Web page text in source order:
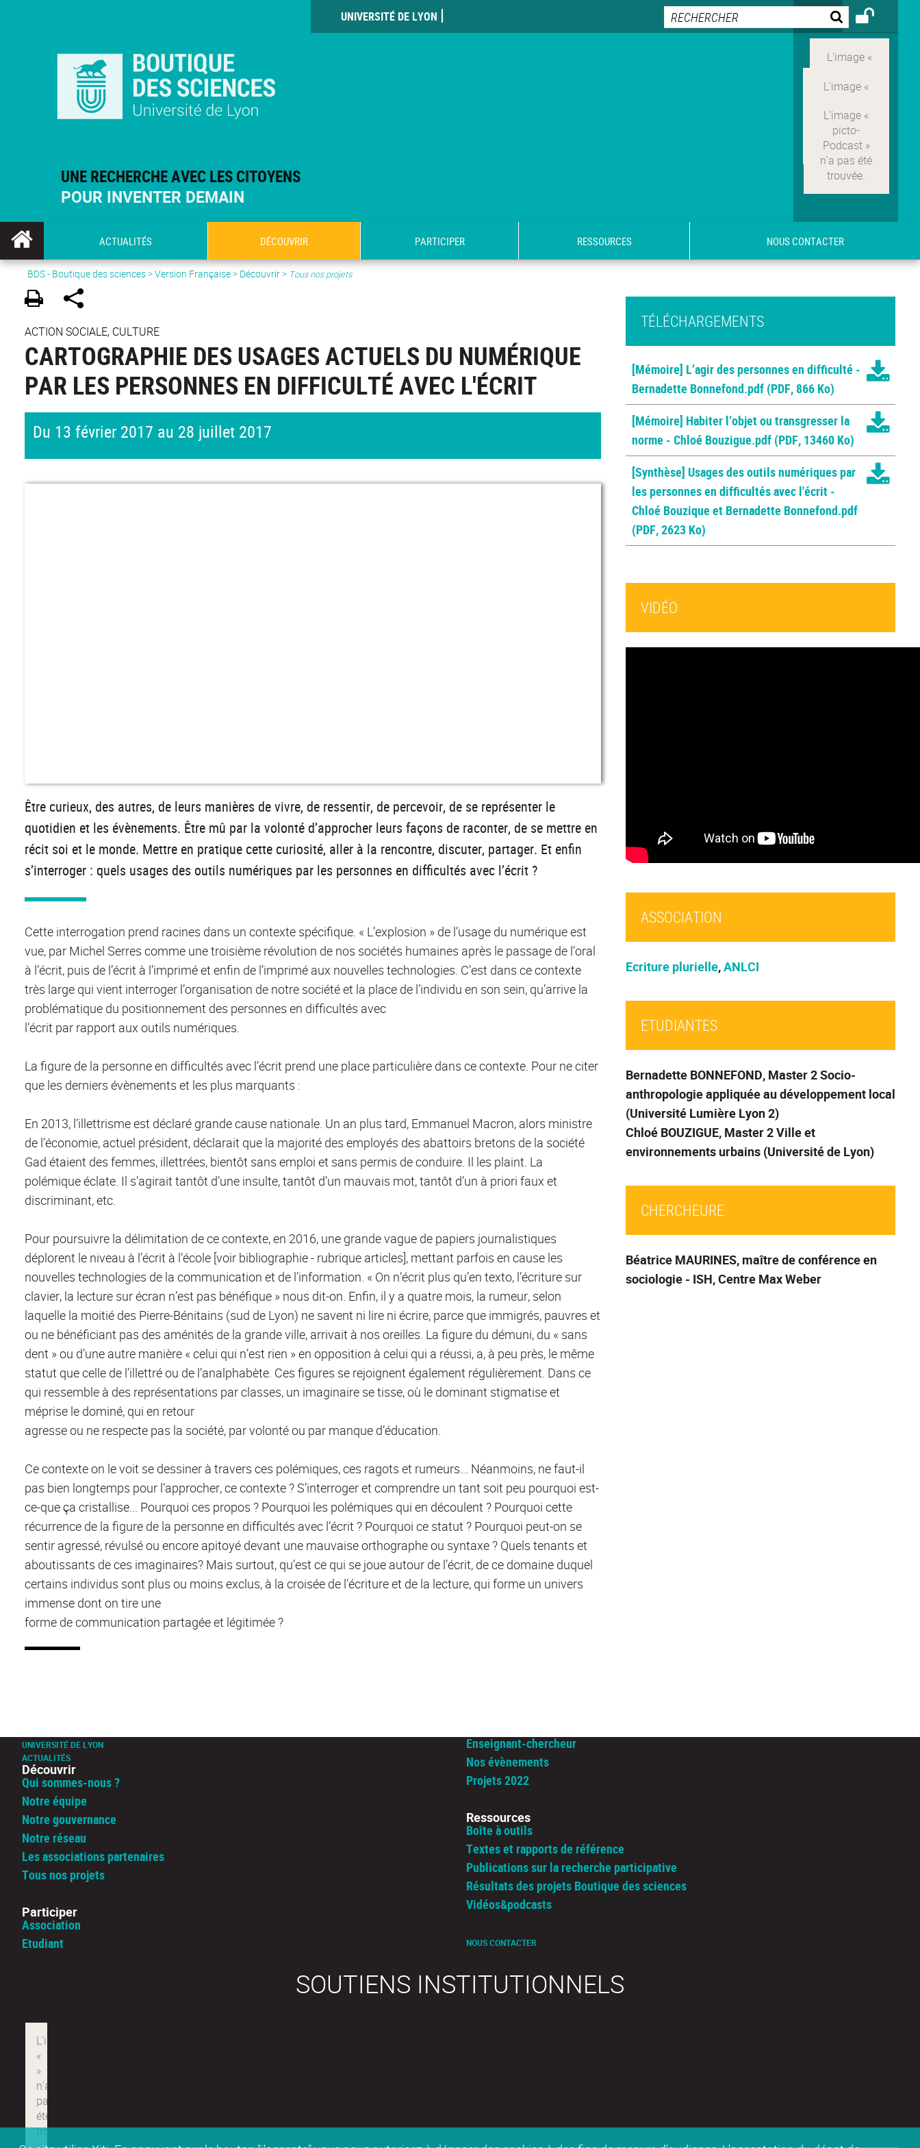
UNE RECHERCHE AVEC LES CITOYENS
POUR INVENTER DEMAIN
UNIVERSITÉ DE LYON
ACTUALITÉS DÉCOUVRIR PARTICIPER RESSOURCES NOUS CONTACTER
BDS - Boutique des sciences>Version Française> Découvrir > Tous nos projets
ACTION SOCIALE, CULTURE
CARTOGRAPHIE DES USAGES ACTUELS DU NUMÉRIQUE
PAR LES PERSONNES EN DIFFICULTÉ AVEC L'ÉCRIT
Du 13 février 2017 au 28 juillet 2017
Être curieux, des autres, de leurs manières de vivre, de ressentir, de percevoir, de se représenter le
quotidien et les évènements. Être mû par la volonté d’approcher leurs façons de raconter, de se mettre en
récit soi et le monde. Mettre en pratique cette curiosité, aller à la rencontre, discuter, partager. Et enfin
s’interroger : quels usages des outils numériques par les personnes en difficultés avec l’écrit ?
Cette interrogation prend racines dans un contexte spécifique. « L’explosion » de l’usage du numérique est
vue, par Michel Serres comme une troisième révolution de nos sociétés humaines après le passage de l’oral
à l’écrit, puis de l’écrit à l’imprimé et enfin de l’imprimé aux nouvelles technologies. C’est dans ce contexte
très large qui vient interroger l’organisation de notre société et la place de l’individu en son sein, qu’arrive la
problématique du positionnement des personnes en difficultés avec
l’écrit par rapport aux outils numériques.
La figure de la personne en difficultés avec l’écrit prend une place particulière dans ce contexte. Pour ne citer
que les derniers évènements et les plus marquants :
En 2013, l’illettrisme est déclaré grande cause nationale. Un an plus tard, Emmanuel Macron, alors ministre
de l’économie, actuel président, déclarait que la majorité des employés des abattoirs bretons de la société
Gad étaient des femmes, illettrées, bientôt sans emploi et sans permis de conduire. Il les plaint. La
polémique éclate. Il s’agirait tantôt d’une insulte, tantôt d’un mauvais mot, tantôt d’un à priori faux et
discriminant, etc.
Pour poursuivre la délimitation de ce contexte, en 2016, une grande vague de papiers journalistiques
déplorent le niveau à l’écrit à l’école [voir bibliographie - rubrique articles], mettant parfois en cause les
nouvelles technologies de la communication et de l’information. « On n’écrit plus qu’en texto, l’écriture sur
clavier, la lecture sur écran n’est pas bénéfique » nous dit-on. Enfin, il y a quatre mois, la rumeur, selon
laquelle la moitié des Pierre-Bénitains (sud de Lyon) ne savent ni lire ni écrire, parce que immigrés, pauvres et
ou ne bénéficiant pas des aménités de la grande ville, arrivait à nos oreilles. La figure du démuni, du « sans
dent » ou d’une autre manière « celui qui n’est rien » en opposition à celui qui a réussi, a, à peu près, le même
statut que celle de l’illettré ou de l’analphabète. Ces figures se rejoignent également régulièrement. Dans ce
qui ressemble à des représentations par classes, un imaginaire se tisse, où le dominant stigmatise et
méprise le dominé, qui en retour
agresse ou ne respecte pas la société, par volonté ou par manque d’éducation.
Ce contexte on le voit se dessiner à travers ces polémiques, ces ragots et rumeurs... Néanmoins, ne faut-il
pas bien longtemps pour l’approcher, ce contexte ? S’interroger et comprendre un tant soit peu pourquoi est-
ce-que ça cristallise... Pourquoi ces propos ? Pourquoi les polémiques qui en découlent ? Pourquoi cette
récurrence de la figure de la personne en difficultés avec l’écrit ? Pourquoi ce statut ? Pourquoi peut-on se
sentir agressé, révulsé ou encore apitoyé devant une mauvaise orthographe ou syntaxe ? Quels tenants et
aboutissants de ces imaginaires? Mais surtout, qu’est ce qui se joue autour de l’écrit, de ce domaine duquel
certains individus sont plus ou moins exclus, à la croisée de l’écriture et de la lecture, qui forme un univers
immense dont on tire une
forme de communication partagée et légitimée ?
TÉLÉCHARGEMENTS
[Mémoire] L’agir des personnes en difficulté -
Bernadette Bonnefond.pdf (PDF, 866 Ko)
[Mémoire] Habiter l’objet ou transgresser la
norme - Chloé Bouzigue.pdf (PDF, 13460 Ko)
[Synthèse] Usages des outils numériques par
les personnes en difficultés avec l'écrit -
Chloé Bouzique et Bernadette Bonnefond.pdf
(PDF, 2623 Ko)
VIDÉO
ASSOCIATION
Ecriture plurielle,ANLCI
ETUDIANTES
Bernadette BONNEFOND, Master 2 Socio-
anthropologie appliquée au développement local
(Université Lumière Lyon 2)
Chloé BOUZIGUE, Master 2 Ville et
environnements urbains (Université de Lyon)
CHERCHEURE
Béatrice MAURINES, maître de conférence en
sociologie - ISH, Centre Max Weber
UNIVERSITÉ DE LYON
ACTUALITÉS
Découvrir
Qui sommes-nous ?
Notre équipe
Notre gouvernance
Notre réseau
Les associations partenaires
Tous nos projets
Participer
Association
Etudiant
Enseignant-chercheur
Nos évènements
Projets 2022
Ressources
Boîte à outils
Textes et rapports de référence
Publications sur la recherche participative
Résultats des projets Boutique des sciences
Vidéos&podcasts
NOUS CONTACTER
SOUTIENS INSTITUTIONNELS